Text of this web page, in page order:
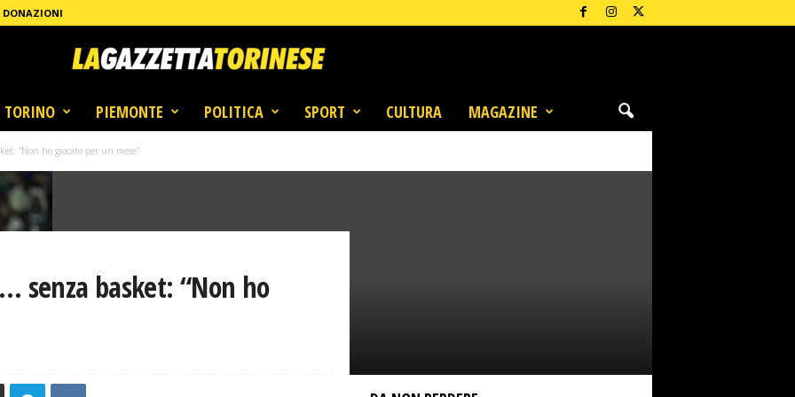
DONAZIONI
TORINO PIEMONTE POLITICA SPORT CULTURA MAGAZINE
“Non ho giocato per un mese”
senza basket: “Non ho